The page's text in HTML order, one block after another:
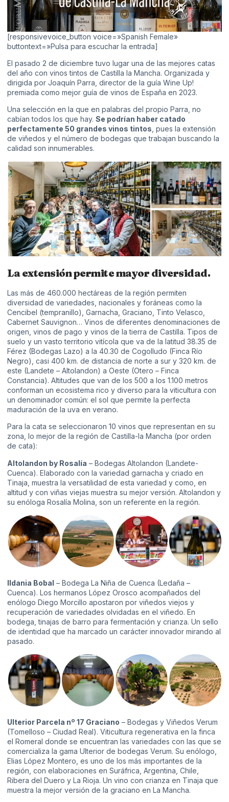
[responsivevoice_button voice=»Spanish Female»
buttontext=»Pulsa para escuchar la entrada]
El pasado 2 de diciembre tuvo lugar una de las mejores catas
del año con vinos tintos de Castilla la Mancha. Organizada y
dirigida por Joaquín Parra, director de la guía Wine Up!
premiada como mejor guía de vinos de España en 2023.
Una selección en la que en palabras del propio Parra, no
cabían todos los que hay. Se podrían haber catado
perfectamente 50 grandes vinos tintos, pues la extensión
de viñedos y el número de bodegas que trabajan buscando la
calidad son innumerables.
La extensión permite mayor diversidad.
Las más de 460.000 hectáreas de la región permiten
diversidad de variedades, nacionales y foráneas como la
Cencibel (tempranillo), Garnacha, Graciano, Tinto Velasco,
Cabernet Sauvignon… Vinos de diferentes denominaciones de
origen, vinos de pago y vinos de la tierra de Castilla. Tipos de
suelo y un vasto territorio vitícola que va de la latitud 38.35 de
Férez (Bodegas Lazo) a la 40.30 de Cogolludo (Finca Río
Negro), casi 400 km. de distancia de norte a sur y 320 km. de
este (Landete – Altolandon) a Oeste (Otero – Finca
Constancia). Altitudes que van de los 500 a los 1.100 metros
conforman un ecosistema rico y diverso para la viticultura con
un denominador común: el sol que permite la perfecta
maduración de la uva en verano.
Para la cata se seleccionaron 10 vinos que representan en su
zona, lo mejor de la región de Castilla-la Mancha (por orden
de cata):
Altolandon by Rosalía – Bodegas Altolandon (Landete-
Cuenca). Elaborado con la variedad garnacha y criado en
Tinaja, muestra la versatilidad de esta variedad y como, en
altitud y con viñas viejas muestra su mejor versión. Altolandon y
su enóloga Rosalía Molina, son un referente en la región.
Ildania Bobal – Bodega La Niña de Cuenca (Ledaña –
Cuenca). Los hermanos López Orosco acompañados del
enólogo Diego Morcillo apostaron por viñedos viejos y
recuperación de variedades olvidadas en el viñedo. En
bodega, tinajas de barro para fermentación y crianza. Un sello
de identidad que ha marcado un carácter innovador mirando al
pasado.
Ulterior Parcela nº 17 Graciano – Bodegas y Viñedos Verum
(Tomelloso – Ciudad Real). Viticultura regenerativa en la finca
el Romeral donde se encuentran las variedades con las que se
comercializa la gama Ulterior de bodegas Verum. Su enólogo,
Elias López Montero, es uno de los más importantes de la
región, con elaboraciones en Suráfrica, Argentina, Chile,
Ribera del Duero y La Rioja. Un vino con crianza en Tinaja que
muestra la mejor versión de la graciano en La Mancha.